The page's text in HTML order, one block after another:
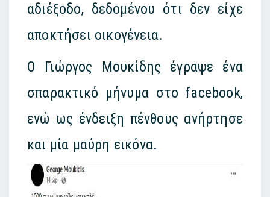
αδιέξοδο, δεδομένου ότι δεν είχε
αποκτήσει οικογένεια.
Ο Γιώργος Μουκίδης έγραψε ένα
σπαρακτικό μήνυμα στο facebook,
ενώ ως ένδειξη πένθους ανήρτησε
και μία μαύρη εικόνα.